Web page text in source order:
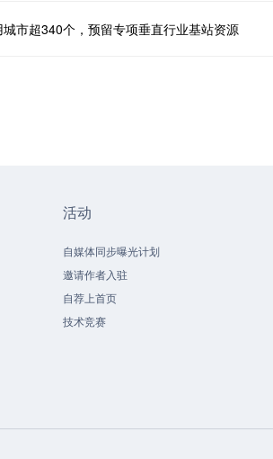
市超340个，预留专项垂直行业基站资源
活动
自媒体同步曝光计划
邀请作者入驻
自荐上首页
技术竞赛